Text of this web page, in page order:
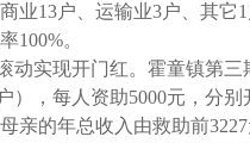
业13户、运输业3户、其它1
100%。
动实现开门红。霍童镇第三
），每人资助5000元，分别
亲的年总收入由救助前3227